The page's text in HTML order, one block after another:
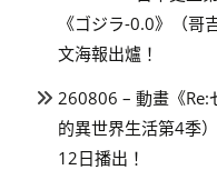
《ゴジラ-0.0》（
文海報出爐！
260806 – 動畫《Re:
的異世界生活第4季
12日播出！